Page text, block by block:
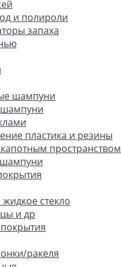
и полироли
запаха
шампуни
пластика и резины
пространством
стекло
и др
ракеля